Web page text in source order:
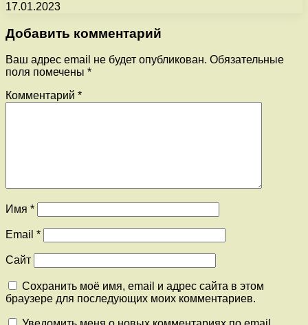
17.01.2023
Добавить комментарий
Ваш адрес email не будет опубликован. Обязательные
поля помечены *
Комментарий *
Имя *
Email *
Сайт
Сохранить моё имя, email и адрес сайта в этом
браузере для последующих моих комментариев.